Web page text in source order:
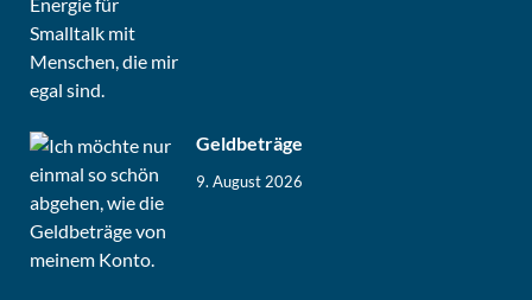
Geldbeträge
9. August 2026